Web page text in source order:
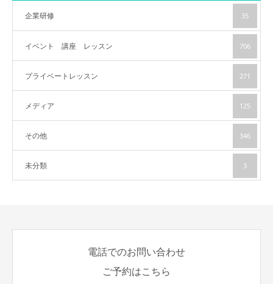
企業研修 35
イベント 講座 レッスン 706
プライベートレッスン 271
メディア 125
その他 346
未分類 3
電話でのお問い合わせ
ご予約はこちら